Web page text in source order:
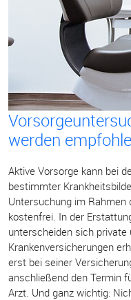
werden
Aktive Vorsorge kann bei
bestimmter
Untersuchung im Rahmen
kostenfrei. In der
unterscheiden sich private
Krankenversicherungen
erst bei seiner
anschließend den Termin
Arzt. Und ganz wichtig: